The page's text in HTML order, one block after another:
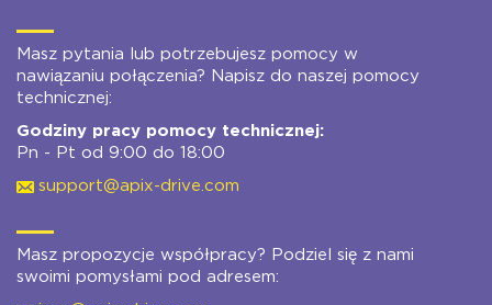
Masz pytania lub potrzebujesz pomocy w
nawiązaniu połączenia? Napisz do naszej pomocy
technicznej:
Godziny pracy pomocy technicznej:
Pn - Pt od 9:00 do 18:00
support@apix-drive.com
Masz propozycje współpracy? Podziel się z nami
swoimi pomysłami pod adresem: